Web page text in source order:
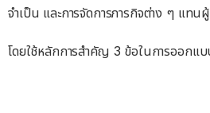
จำเป็น และการจัดการภารกิจต่าง ๆ แทนผู้
โดยใช้หลักการสำคัญ 3 ข้อในการออกแ